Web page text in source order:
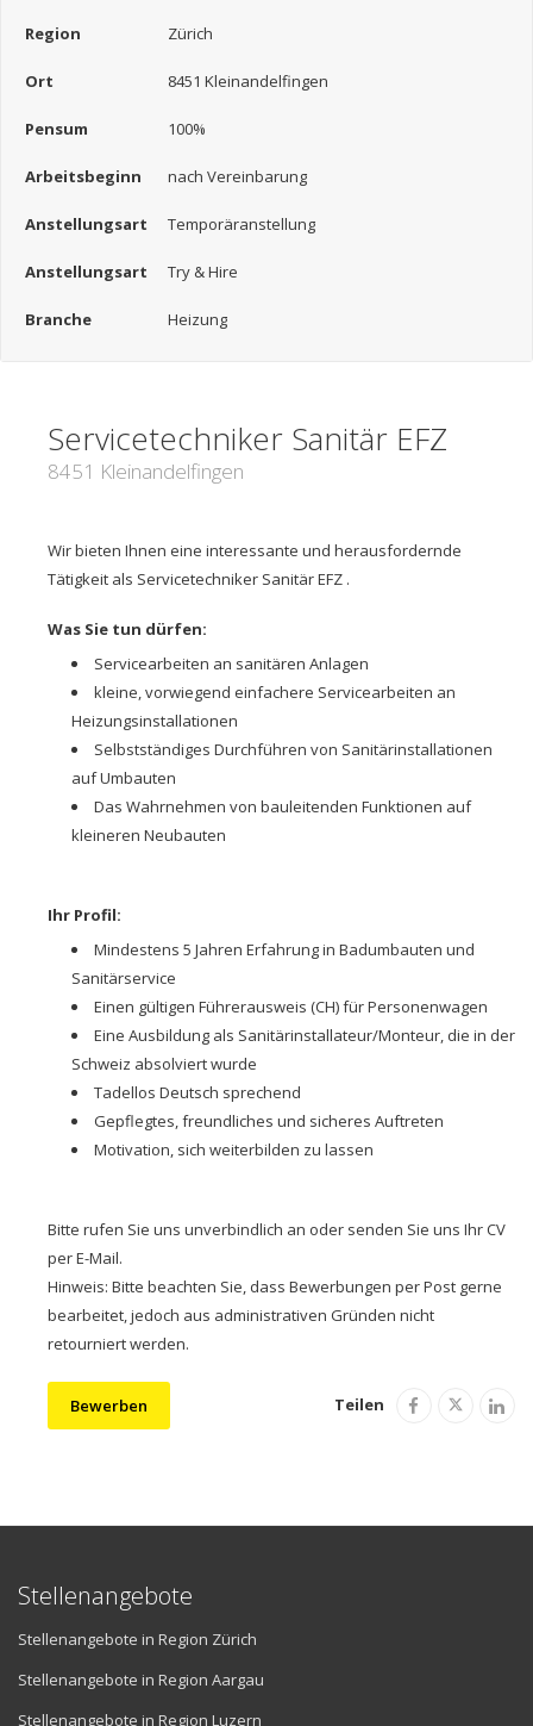
Region Zürich
Ort 8451 Kleinandelfingen
Pensum 100%
Arbeitsbeginn nach Vereinbarung
Anstellungsart Temporäranstellung
Anstellungsart Try & Hire
Branche Heizung
Servicetechniker Sanitär EFZ
8451 Kleinandelfingen
Wir bieten Ihnen eine interessante und herausfordernde
Tätigkeit als Servicetechniker Sanitär EFZ .
Was Sie tun dürfen:
Servicearbeiten an sanitären Anlagen
kleine, vorwiegend einfachere Servicearbeiten an
Heizungsinstallationen
Selbstständiges Durchführen von Sanitärinstallationen
auf Umbauten
Das Wahrnehmen von bauleitenden Funktionen auf
kleineren Neubauten
Ihr Profil:
Mindestens 5 Jahren Erfahrung in Badumbauten und
Sanitärservice
Einen gültigen Führerausweis (CH) für Personenwagen
Eine Ausbildung als Sanitärinstallateur/Monteur, die in der
Schweiz absolviert wurde
Tadellos Deutsch sprechend
Gepflegtes, freundliches und sicheres Auftreten
Motivation, sich weiterbilden zu lassen
Bitte rufen Sie uns unverbindlich an oder senden Sie uns Ihr CV
per E-Mail.
Hinweis: Bitte beachten Sie, dass Bewerbungen per Post gerne
bearbeitet, jedoch aus administrativen Gründen nicht
retourniert werden.
Bewerben Teilen
Stellenangebote
Stellenangebote in Region Zürich
Stellenangebote in Region Aargau
Stellenangebote in Region Luzern